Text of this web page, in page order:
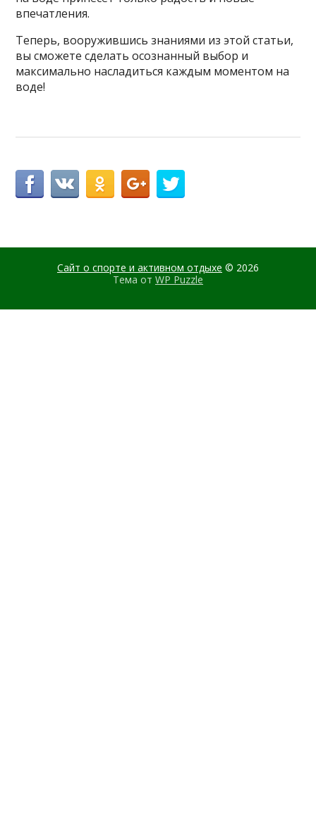
впечатления.
Теперь, вооружившись знаниями из этой статьи,
вы сможете сделать осознанный выбор и
максимально насладиться каждым моментом на
воде!
Сайт о спорте и активном отдыхе © 2026
Тема от WP Puzzle